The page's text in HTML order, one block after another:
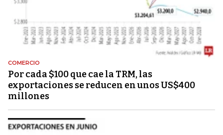
COMERCIO
Por cada $100 que cae la TRM, las
exportaciones se reducen en unos US$400
millones